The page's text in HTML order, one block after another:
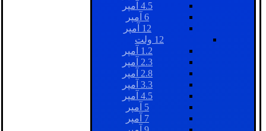
4.5 آمپر
6 آمپر
12 آمپر
12 ولت
1.2 آمپر
2.3 آمپر
2.8 آمپر
3.3 آمپر
4.5 آمپر
5 آمپر
7 آمپر